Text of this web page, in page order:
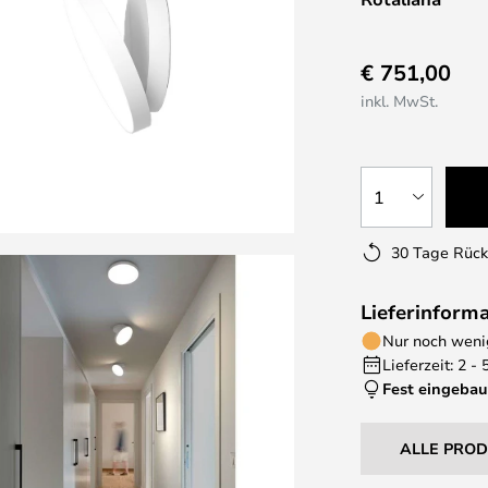
€ 751,00
inkl. MwSt.
1
30 Tage
Nur noch
Lieferzeit: 2 -
Fest
ALLE